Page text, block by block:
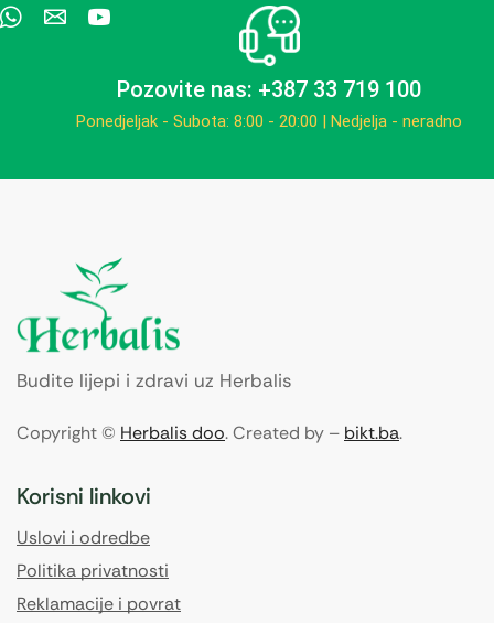
Pozovite nas: +387 33 719 100
Ponedjeljak - Subota: 8:00 - 20:00 | Nedjelja - neradno
Budite lijepi i zdravi uz Herbalis
Copyright © Herbalis doo. Created by – bikt.ba.
Korisni linkovi
Uslovi i odredbe
Politika privatnosti
Reklamacije i povrat